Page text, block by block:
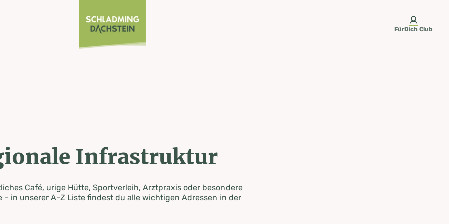
FürDich Club
Infrastruktur
Café, urige Hütte, Sportverleih, Arztpraxis oder besondere
– in unserer A–Z Liste findest du alle wichtigen Adressen in der